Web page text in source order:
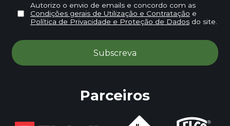
Autorizo o envio de emails e concordo com as
Condições gerais de Utilização e Contratação e
Política de Privacidade e Proteção de Dadosdo site.
Parceiros